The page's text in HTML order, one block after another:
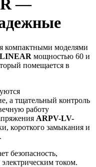
—
компактными моделями
мощностью 60 и
помещается в
а тщательный контроль
работу
ARPV-LV-
короткого замыкания и
безопасность,
током.